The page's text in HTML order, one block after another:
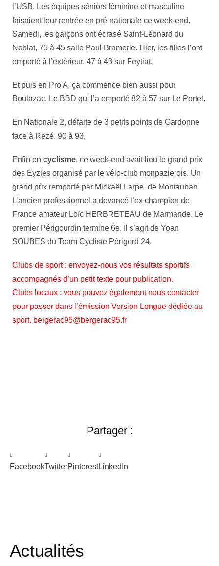
l’USB. Les équipes séniors féminine et masculine
faisaient leur rentrée en pré-nationale ce week-end.
Samedi, les garçons ont écrasé Saint-Léonard du
Noblat, 75 à 45 salle Paul Bramerie. Hier, les filles l’ont
emporté à l’extérieur. 47 à 43 sur Feytiat.
Et puis en Pro A, ça commence bien aussi pour
Boulazac. Le BBD qui l’a emporté 82 à 57 sur Le Portel.
En Nationale 2, défaite de 3 petits points de Gardonne
face à Rezé. 90 à 93.
Enfin en cyclisme, ce week-end avait lieu le grand prix
des Eyzies organisé par le vélo-club monpazierois. Un
grand prix remporté par Mickaël Larpe, de Montauban.
L’ancien professionnel a devancé l’ex champion de
France amateur Loïc HERBRETEAU de Marmande. Le
premier Périgourdin termine 6e. Il s’agit de Yoan
SOUBES du Team Cycliste Périgord 24.
Clubs de sport : envoyez-nous vos résultats sportifs
accompagnés d’un petit texte pour publication.
Clubs locaux : vous pouvez également nous contacter
pour passer dans l’émission Version Longue dédiée au
sport. bergerac95@bergerac95.fr
Partager :
FacebookTwitterPinterestLinkedIn
Actualités